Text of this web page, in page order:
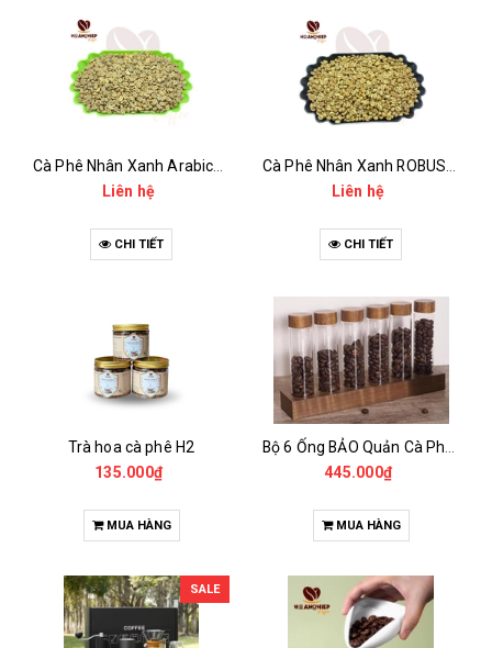
Liên hệ
CHI TIẾT
Liên hệ
CHI TIẾT
Trà hoa cà phê H2
135.000₫
MUA HÀNG
445.000₫
MUA HÀNG
SALE